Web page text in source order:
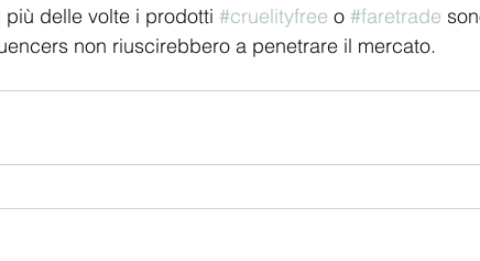
delle volte i prodotti #cruelityfree o #faretrade
non riuscirebbero a penetrare il mercato.